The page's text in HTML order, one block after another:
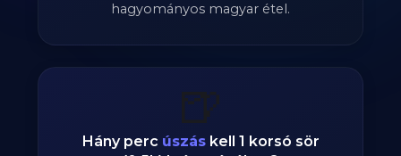
hagyományos magyar étel.
🍺
Hány perc úszáskell 1 korsó sör